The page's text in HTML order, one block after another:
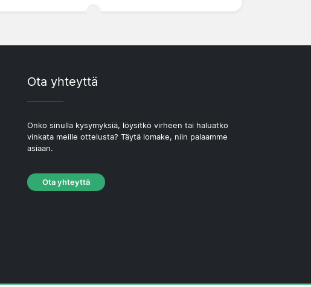
Ota yhteyttä
Onko sinulla kysymyksiä, löysitkö virheen tai haluatko
vinkata meille ottelusta? Täytä lomake, niin palaamme
asiaan.
Ota yhteyttä